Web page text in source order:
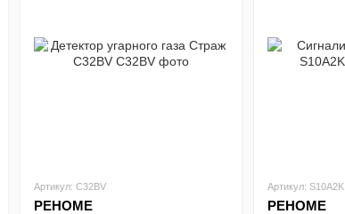
Артикул: C32BV
РЕНОМЕ
Артикул: S10A2K
РЕНОМЕ